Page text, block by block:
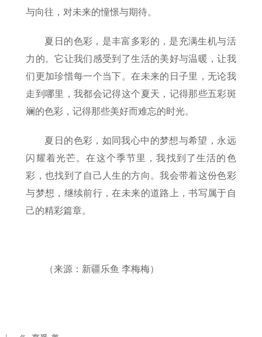
与向往，对未来的憧憬与期待。
夏日的色彩，是丰富多彩的，是充满生机与活
力的。它让我们感受到了生活的美好与温暖，让我
们更加珍惜每一个当下。在未来的日子里，无论我
走到哪里，我都会记得这个夏天，记得那些五彩斑
斓的色彩，记得那些美好而难忘的时光。
夏日的色彩，如同我心中的梦想与希望，永远
闪耀着光芒。在这个季节里，我找到了生活的色
彩，也找到了自己人生的方向。我会带着这份色彩
与梦想，继续前行，在未来的道路上，书写属于自
己的精彩篇章。
（来源：新疆乐鱼 李梅梅）